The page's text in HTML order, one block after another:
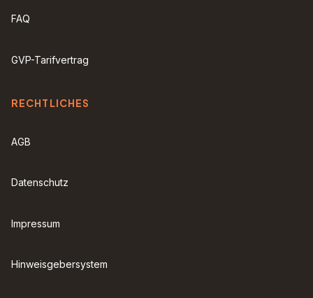
FAQ
GVP-Tarifvertrag
RECHTLICHES
AGB
Datenschutz
Impressum
Hinweisgebersystem